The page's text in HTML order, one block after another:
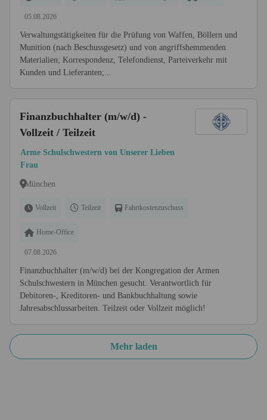
05.08.2026
Verwaltungstätigkeiten für die Prüfung von Waffen, Böllern und
Munition (nach Beschussgesetz) und von angriffshemmenden
Materialien; Korrespondenz, Telefondienst, Parteiverkehr mit
Kunden und Lieferanten;...
Finanzbuchhalter (m/w/d) -
Vollzeit / Teilzeit
Arme Schulschwestern von Unserer Lieben
Frau
München
Vollzeit Teilzeit Fahrtkostenzuschuss
Home-Office
07.08.2026
Finanzbuchhalter (m/w/d) bei der Kongregation der Armen
Schulschwestern in München gesucht. Verantwortlich für
Debitoren-, Kreditoren- und Bankbuchhaltung sowie
Jahresabschlussarbeiten. Teilzeit oder Vollzeit möglich!
Mehr laden